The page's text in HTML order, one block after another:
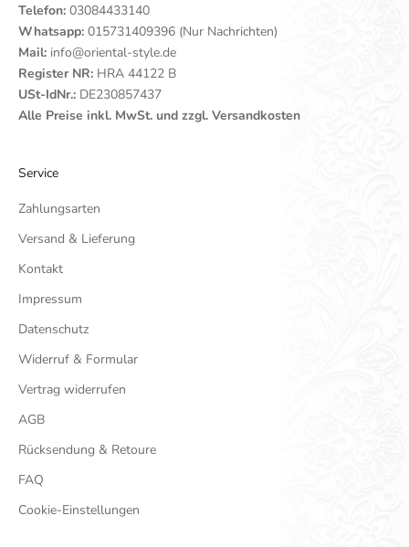
Telefon: 03084433140
Whatsapp: 015731409396 (Nur Nachrichten)
Mail: info@oriental-style.de
Register NR: HRA 44122 B
USt-IdNr.: DE230857437
Alle Preise inkl. MwSt. und zzgl. Versandkosten
Service
Zahlungsarten
Versand & Lieferung
Kontakt
Impressum
Datenschutz
Widerruf & Formular
Vertrag widerrufen
AGB
Rücksendung & Retoure
FAQ
Cookie-Einstellungen